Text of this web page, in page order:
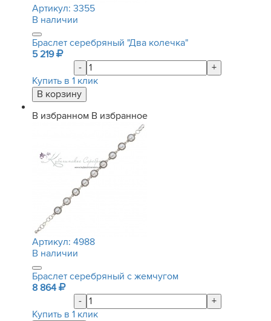
Артикул: 3355
В наличии
Браслет серебряный "Два колечка"
5 219
-
+
Купить в 1 клик
В избранном В избранное
Артикул: 4988
В наличии
Браслет серебряный с жемчугом
8 864
-
+
Купить в 1 клик